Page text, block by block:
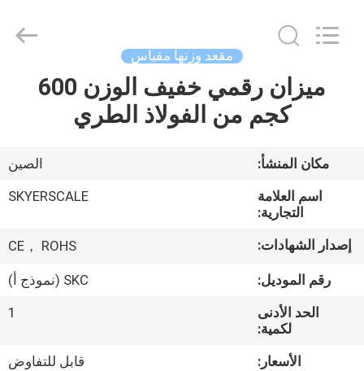
المنزل
فيديوهات
حولنا
جولة
المصنع
Co.,Limited.
مقعد وزنها مقياس
ميزان رقمي خفيف الوزن 600
كجم من الفولاذ الطري
مكان المنشأ:
الصين
اسم العلامة
التجارية:
SKYERSCALE
إصدار الشهادات: CE， ROHS
رقم الموديل:
SKC (نموذج أ)
الحد الأدنى
لكمية:
1
الأسعار:
قابل للتفاوض